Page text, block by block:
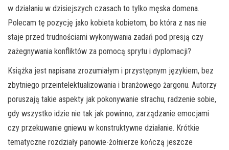
w działaniu w dzisiejszych czasach to tylko męska domena.
Polecam tę pozycję jako kobieta kobietom, bo która z nas nie
staje przed trudnościami wykonywania zadań pod presją czy
zażegnywania konfliktów za pomocą sprytu i dyplomacji?
Książka jest napisana zrozumiałym i przystępnym językiem, bez
zbytniego przeintelektualizowania i branżowego żargonu. Autorzy
poruszają takie aspekty jak pokonywanie strachu, radzenie sobie,
gdy wszystko idzie nie tak jak powinno, zarządzanie emocjami
czy przekuwanie gniewu w konstruktywne działanie. Krótkie
tematyczne rozdziały panowie-żołnierze kończą jeszcze